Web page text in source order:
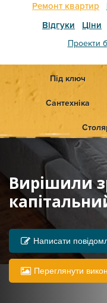
Ремонт квартир
Відгуки
Ціни
Проекти
Під ключ
Сантехніка
Вирішили
Написати
Переглянути